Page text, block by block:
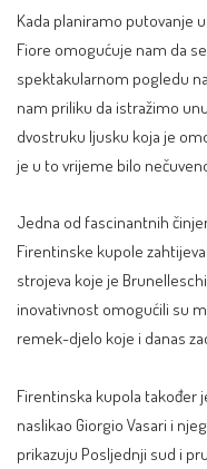
Kada planiramo putovanje
Fiore omogućuje nam da
spektakularnom pogledu
nam priliku da istražimo
dvostruku ljusku koja je
je u to vrijeme bilo
Jedna od fascinantnih
Firentinske kupole
strojeva koje je
inovativnost omogućili su
remek-djelo koje i danas
Firentinska kupola također
naslikao Giorgio Vasari i
prikazuju Posljednji sud i